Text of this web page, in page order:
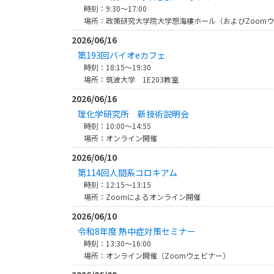
時刻：9:30～17:00
場所：政策研究大学院大学想海樓ホール（およびZoomウ
2026/06/16
第193回バイオeカフェ
時刻：18:15～19:30
場所：筑波大学 1E203教室
2026/06/16
理化学研究所 新技術説明会
時刻：10:00～14:55
場所：オンライン開催
2026/06/10
第114回人間系コロキアム
時刻：12:15～13:15
場所：Zoomによるオンライン開催
2026/06/10
令和8年度 熱中症対策セミナー
時刻：13:30～16:00
場所：オンライン開催（Zoomウェビナー）